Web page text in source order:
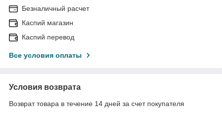
Безналичный расчет
Каспий магазин
Каспий перевод
Все условия оплаты
Условия возврата
Возврат товара в течение 14 дней за счет покупателя